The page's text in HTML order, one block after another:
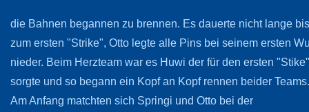
die Bahnen begannen zu brennen. Es dauerte nicht lange bis
zum ersten "Strike", Otto legte alle Pins bei seinem ersten
nieder. Beim Herzteam war es Huwi der für den ersten "Stike"
sorgte und so begann ein Kopf an Kopf rennen beider Teams.
Am Anfang matchten sich Springi und Otto bei der